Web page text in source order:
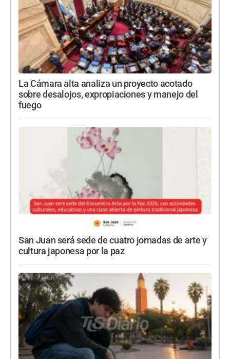
La Cámara alta analiza un proyecto acotado
sobre desalojos, expropiaciones y manejo del
fuego
San Juan será sede de cuatro jornadas de arte y
cultura japonesa por la paz